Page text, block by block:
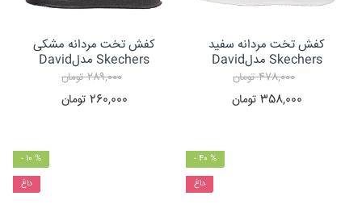
کفش تخت مردانه سفید
Skechers مدلDavid
478,000 تومان
358,000 تومان
کفش تخت مردانه مشکی
Skechers مدلDavid
289,000 تومان
260,000 تومان
- 40 %
داغ
- 10 %
داغ